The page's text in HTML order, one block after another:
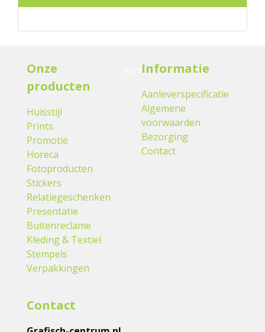
Onze
producten
Huisstijl
Prints
Promotie
Horeca
Fotoproducten
Stickers
Relatiegeschenken
Presentatie
Buitenreclame
Kleding & Textiel
Stempels
Verpakkingen
Informatie
Aanleverspecificatie
Algemene
voorwaarden
Bezorging
Contact
Contact